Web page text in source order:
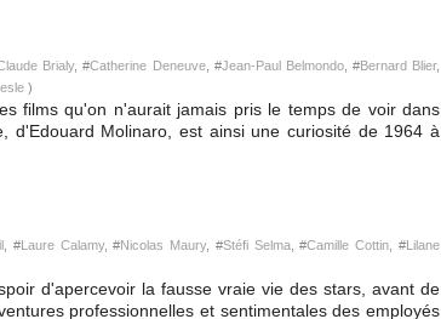
Brialy, #Catherine Deneuve, #Jean-Paul Belmondo, #Bernard Blier,
)
films qu'on n'aurait jamais pris le temps de voir dans
d'Edouard Molinaro, est ainsi une curiosité de 1964 à
, #Laure Calamy, #Nicolas Maury, #Stéfi Selma, #Camille Cottin , #Lilane
d'apercevoir la fausse vraie vie des stars, avant de
professionnelles et sentimentales des employés